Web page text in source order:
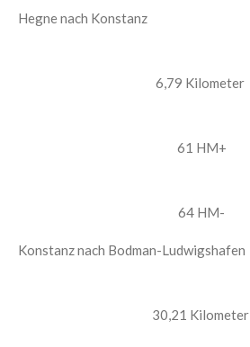
Hegne nach Konstanz
6,79 Kilometer
61 HM+
64 HM-
Konstanz nach Bodman-Ludwigshafen
30,21 Kilometer